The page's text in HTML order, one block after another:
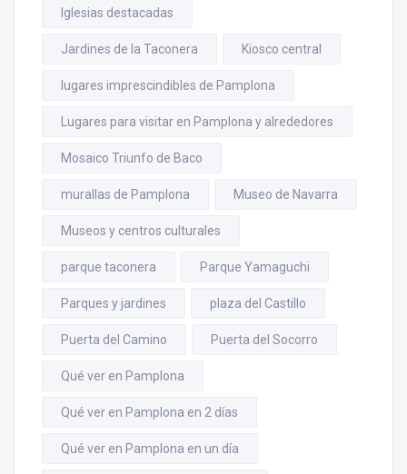
Iglesias destacadas
Jardines de la Taconera Kiosco central
lugares imprescindibles de Pamplona
Lugares para visitar en Pamplona y alrededores
Mosaico Triunfo de Baco
murallas de Pamplona Museo de Navarra
Museos y centros culturales
parque taconera Parque Yamaguchi
Parques y jardines plaza del Castillo
Puerta del Camino Puerta del Socorro
Qué ver en Pamplona
Qué ver en Pamplona en 2 días
Qué ver en Pamplona en un día